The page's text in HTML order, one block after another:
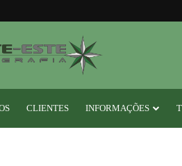
CLIENTES INFORMAÇÕES